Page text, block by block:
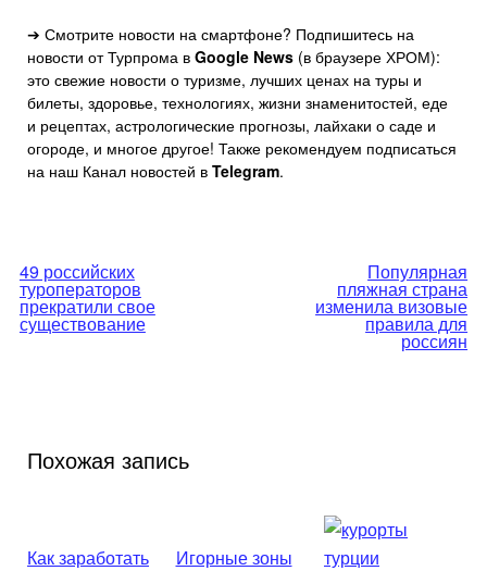
➔ Смотрите новости на смартфоне? Подпишитесь на
новости от Турпрома в Google News (в браузере ХРОМ):
это свежие новости о туризме, лучших ценах на туры и
билеты, здоровье, технологиях, жизни знаменитостей, еде
и рецептах, астрологические прогнозы, лайхаки о саде и
огороде, и многое другое! Также рекомендуем подписаться
на наш Канал новостей в Telegram.
Навигация
по
49 российских
туроператоров
прекратили свое
существование
Популярная
пляжная страна
изменила визовые
правила для
россиян
Похожая запись
Как заработать
Игорные зоны